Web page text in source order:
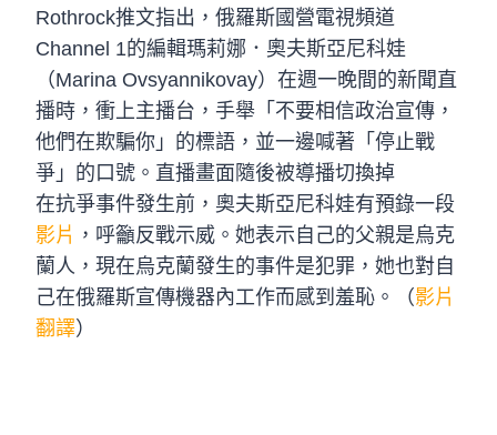
Rothrock推文指出，俄羅斯國營電視頻道
Channel 1的編輯瑪莉娜．奧夫斯亞尼科娃
（Marina Ovsyannikovay）在週一晚間的新聞直
播時，衝上主播台，手舉「不要相信政治宣傳，
他們在欺騙你」的標語，並一邊喊著「停止戰
爭」的口號。直播畫面隨後被導播切換掉
在抗爭事件發生前，奧夫斯亞尼科娃有預錄一段
影片 ，呼籲反戰示威。她表示自己的父親是烏克
蘭人，現在烏克蘭發生的事件是犯罪，她也對自
己在俄羅斯宣傳機器內工作而感到羞恥。（影片
翻譯）